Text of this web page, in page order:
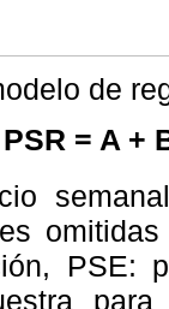
de
PSR = A +
PSE: